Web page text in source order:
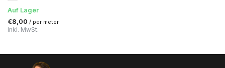
Auf Lager
€8,00 / per meter
Inkl. MwSt.